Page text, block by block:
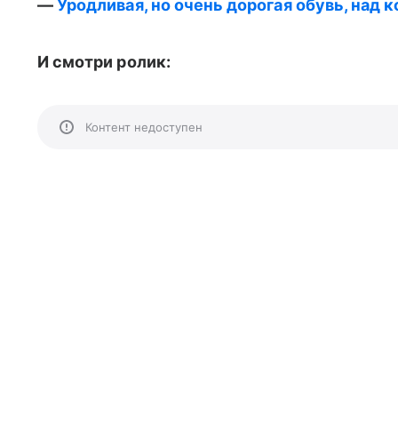
— Уродливая, но очень дорогая обувь, над
И смотри ролик:
Контент недоступен